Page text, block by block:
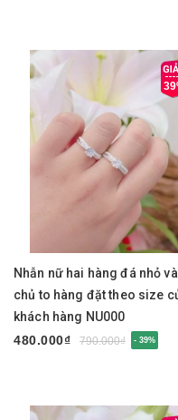
Nhẫn nữ hai hàng đá nhỏ
chủ to hàng đặt theo size
khách hàng NU000
480.000₫
790.000₫ - 39%